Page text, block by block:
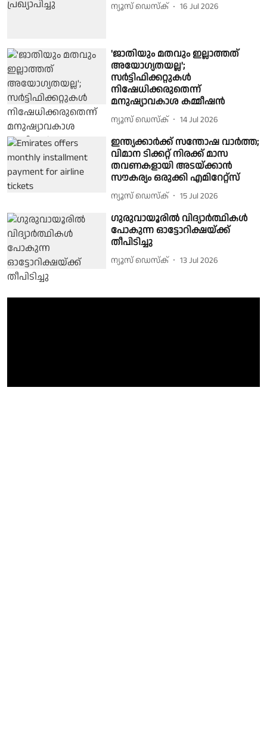
ന്യൂസ് ഡെസ്ക് 16 Jul 2026
'ജാതിയും മതവും ഇല്ലാത്തത്
അയോഗ്യതയല്ല';
സർട്ടിഫിക്കറ്റുകൾ
നിഷേധിക്കരുതെന്ന്
മനുഷ്യാവകാശ കമ്മീഷൻ
ന്യൂസ് ഡെസ്ക് 14 Jul 2026
ഇന്ത്യക്കാർക്ക് സന്തോഷ വാർത്ത;
വിമാന ടിക്കറ്റ് നിരക്ക് മാസ
തവണകളായി അടയ്ക്കാൻ
സൗകര്യം ഒരുക്കി എമിറേറ്റ്സ്
ന്യൂസ് ഡെസ്ക് 15 Jul 2026
ഗുരുവായൂരിൽ വിദ്യാർത്ഥികൾ
പോകുന്ന ഓട്ടോറിക്ഷയ്ക്ക്
തീപിടിച്ചു
ന്യൂസ് ഡെസ്ക് 13 Jul 2026